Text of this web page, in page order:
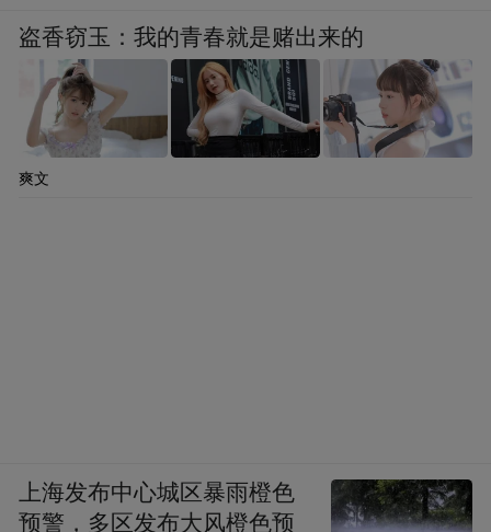
盗香窃玉：我的青春就是赌出来的
爽文
上海发布中心城区暴雨橙色
预警，多区发布大风橙色预